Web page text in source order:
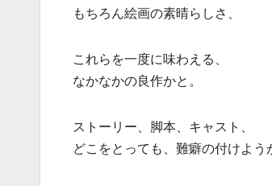
もちろん絵画の素晴らしさ、
これらを一度に味わえる、
なかなかの良作かと。
ストーリー、脚本、キャスト、
どこをとっても、難癖の付けよう